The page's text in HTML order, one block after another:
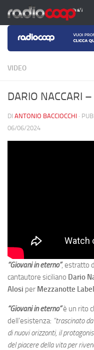
Salta al contenuto
VIDEO
DARIO NACCARI
DI ANTONIO BACCIOCCHI ·
06/06/2024
“Giovani in eterno”, estratto
cantautore siciliano Dario
Alosi per Mezzanotte
“Giovani in eterno”è un rito
dell’esistenza: “trascinato
di nuovi orizzonti, il
del piacere della vita per